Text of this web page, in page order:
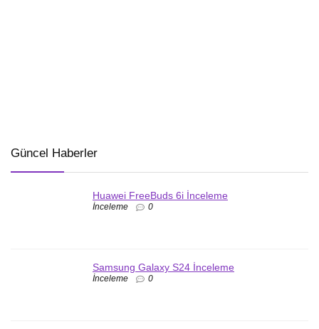
Güncel Haberler
Huawei FreeBuds 6i İnceleme
İnceleme 0
Samsung Galaxy S24 İnceleme
İnceleme 0